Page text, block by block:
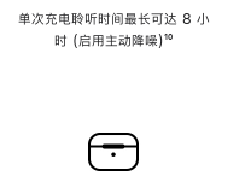
单次充电聆听时间最长可达 8 小
时 (启用主动降噪)脚
¹⁰